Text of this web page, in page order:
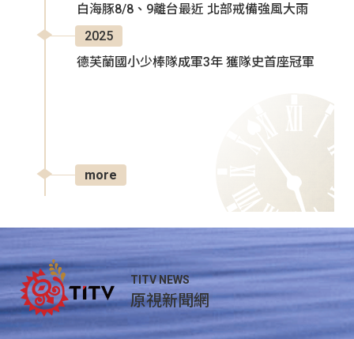
白海豚8/8、9離台最近 北部戒備強風大雨
2025
德芙蘭國小少棒隊成軍3年 獲隊史首座冠軍
more
TITV NEWS
原視新聞網